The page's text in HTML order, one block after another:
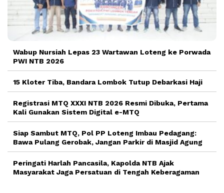
Wabup Nursiah Lepas 23 Wartawan Loteng ke Porwada
PWI NTB 2026
15 Kloter Tiba, Bandara Lombok Tutup Debarkasi Haji
Registrasi MTQ XXXI NTB 2026 Resmi Dibuka, Pertama
Kali Gunakan Sistem Digital e-MTQ
Siap Sambut MTQ, Pol PP Loteng Imbau Pedagang:
Bawa Pulang Gerobak, Jangan Parkir di Masjid Agung
Peringati Harlah Pancasila, Kapolda NTB Ajak
Masyarakat Jaga Persatuan di Tengah Keberagaman